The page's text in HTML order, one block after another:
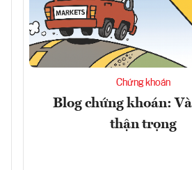
Chứng khoán
Blog chứng khoán:
thận trọng